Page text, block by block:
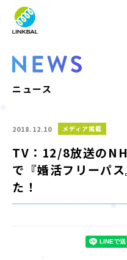
WHO WE ARE
SERVICE
IR
RECRUIT
NEWS
JP
ニュース
2018.12.10 メディア掲載
TV：12/8放送の
で『婚活フリーパ
た！